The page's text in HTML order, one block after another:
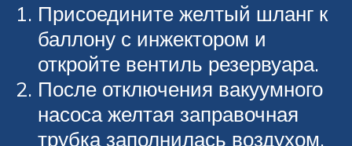
Присоедините желтый шланг к
баллону с инжектором и
откройте вентиль резервуара.
После отключения вакуумного
насоса желтая заправочная
трубка заполнилась воздухом.